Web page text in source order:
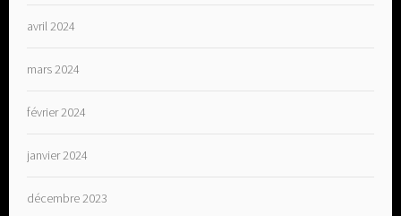
avril 2024
mars 2024
février 2024
janvier 2024
décembre 2023